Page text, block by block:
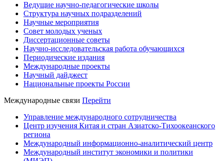
Ведущие научно-педагогические школы
Структура научных подразделений
Научные мероприятия
Совет молодых ученых
Диссертационные советы
Научно-исследовательская работа обучающихся
Периодические издания
Международные проекты
Научный дайджест
Национальные проекты России
Международные связи Перейти
Управление международного сотрудничества
Центр изучения Китая и стран Азиатско-Тихоокеанского
региона
Международный информационно-аналитический центр
Международный институт экономики и политики